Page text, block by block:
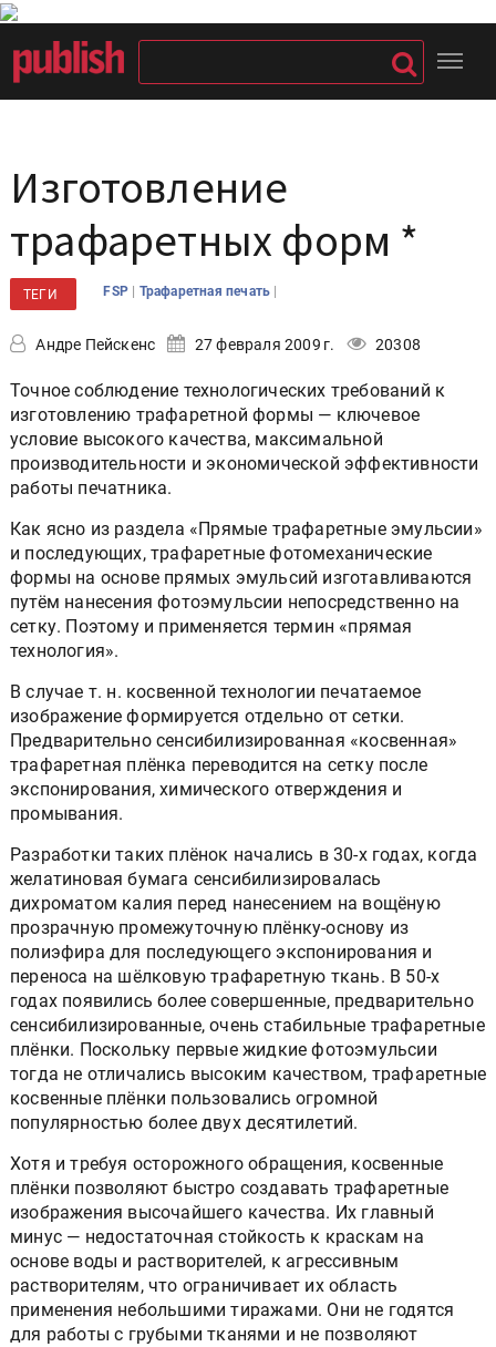
Изготовление
трафаретных форм *
ТЕГИ FSP | Трафаретная печать |
Андре Пейскенс 27 февраля 2009 г. 20308
Точное соблюдение технологических требований к
изготовлению трафаретной формы — ключевое
условие высокого качества, максимальной
производительности и экономической эффективности
работы печатника.
Как ясно из раздела «Прямые трафаретные эмульсии»
и последующих, трафаретные фотомеханические
формы на основе прямых эмульсий изготавливаются
путём нанесения фотоэмульсии непосредственно на
сетку. Поэтому и применяется термин «прямая
технология».
В случае т. н. косвенной технологии печатаемое
изображение формируется отдельно от сетки.
Предварительно сенсибилизированная «косвенная»
трафаретная плёнка переводится на сетку после
экспонирования, химического отверждения и
промывания.
Разработки таких плёнок начались в 30-х годах, когда
желатиновая бумага сенсибилизировалась
дихроматом калия перед нанесением на вощёную
прозрачную промежуточную плёнку-основу из
полиэфира для последующего экспонирования и
переноса на шёлковую трафаретную ткань. В 50-х
годах появились более совершенные, предварительно
сенсибилизированные, очень стабильные трафаретные
плёнки. Поскольку первые жидкие фотоэмульсии
тогда не отличались высоким качеством, трафаретные
косвенные плёнки пользовались огромной
популярностью более двух десятилетий.
Хотя и требуя осторожного обращения, косвенные
плёнки позволяют быстро создавать трафаретные
изображения высочайшего качества. Их главный
минус — недостаточная стойкость к краскам на
основе воды и растворителей, к агрессивным
растворителям, что ограничивает их область
применения небольшими тиражами. Они не годятся
для работы с грубыми тканями и не позволяют